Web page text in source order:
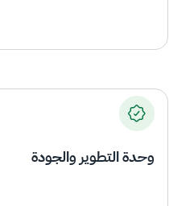
وحدة التطوير والجودة